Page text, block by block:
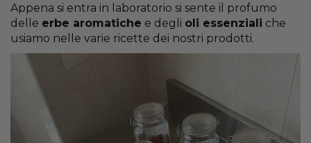
Appena si entra in laboratorio si sente il profumo
delle erbe aromatiche e degli oli essenziali che
usiamo nelle varie ricette dei nostri prodotti.